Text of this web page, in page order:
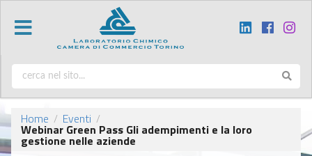
Home / Eventi /
Webinar Green Pass Gli adempimenti e la loro
gestione nelle aziende